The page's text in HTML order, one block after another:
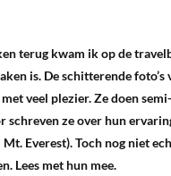
terug kwam ik op de
is. De schitterende
veel plezier. Ze doen
schreven ze over hun
Everest). Toch nog niet
Lees met hun mee.